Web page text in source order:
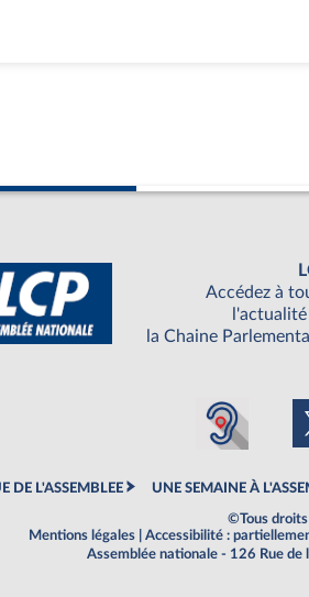
Accédez à
la Chaine
DE L'ASSEMBLEE UNE SEMAINE À
©Tous
Mentions légales
Accessibilité :
Assemblée nationale - 126 Rue